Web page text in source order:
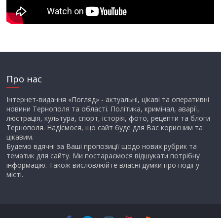
Про нас
Інтернет-видання «Погляд» - актуальні, цікаві та оперативні
новини Тернополя та області. Політика, кримінал, аварії,
люстрація, культура, спорт, історія, фото, рецепти та блоги
Тернополя. Надіємося, що сайт буде для Вас корисним та
цікавим.
Будемо вдячні за Ваші пропозиції щодо нових рубрик та
тематик для сайту. Ми постараємося відшукати потрібну
інформацію. Також висловлюйте власні думки про події у
місті.